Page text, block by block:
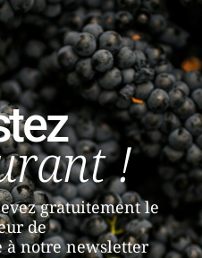
!
gratuitement le
de
à notre newsletter